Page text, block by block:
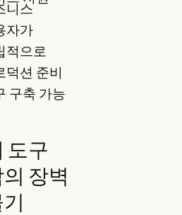
니스
자가
적으로
덕션 준비
구축 가능
도구
장벽